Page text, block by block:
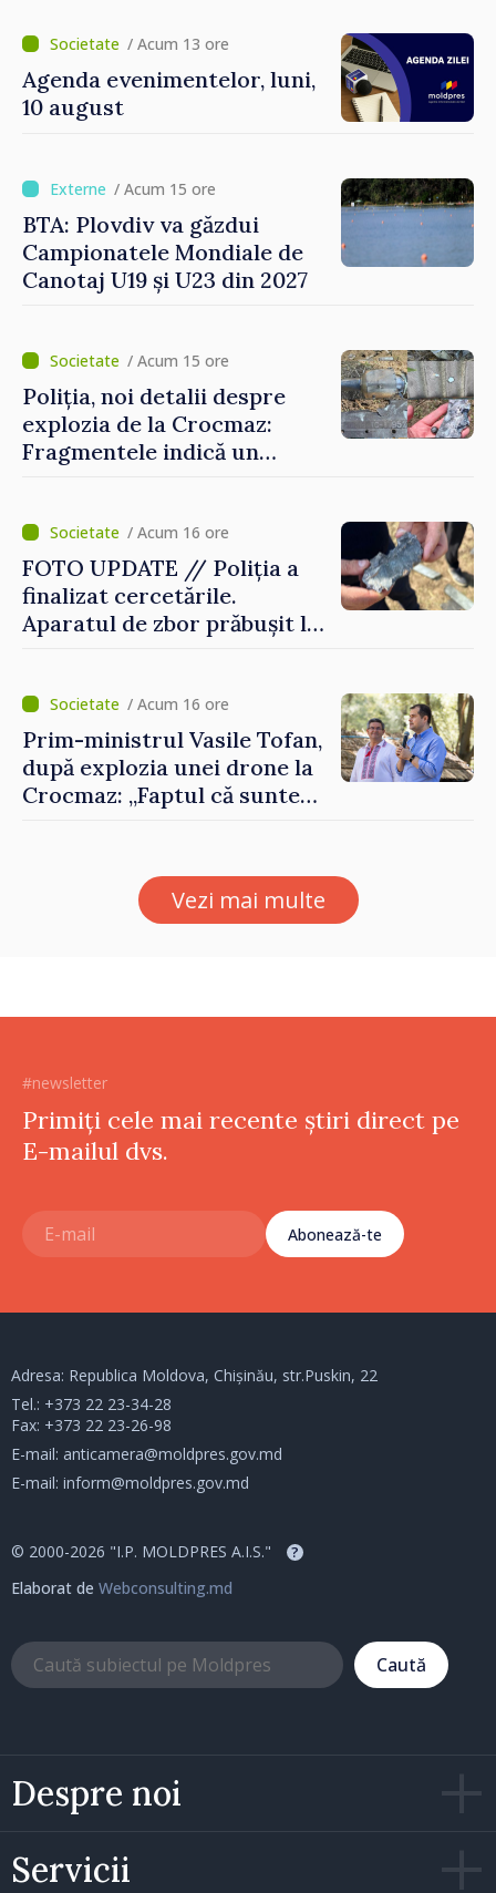
/ Acum 13 ore
Agenda evenimentelor, luni,
10 august
/ Acum 15 ore
BTA: Plovdiv va găzdui
Campionatele Mondiale de
Canotaj U19 și U23 din 2027
/ Acum 15 ore
Poliția, noi detalii despre
explozia de la Crocmaz:
Fragmentele indică un
/ Acum 16 ore
FOTO UPDATE // Poliția a
finalizat cercetările.
Aparatul de zbor prăbușit la
/ Acum 16 ore
Prim-ministrul Vasile Tofan,
după explozia unei drone la
Crocmaz: „Faptul că suntem
Vezi mai multe
#newsletter
Primiți cele mai recente știri direct pe
E-mailul dvs.
Abonează-te
Despre noi
Servicii
Adresa: Republica Moldova, Chișinău, str.Puskin, 22
Tel.: +373 22 23-34-28
Fax: +373 22 23-26-98
E-mail: anticamera@moldpres.gov.md
E-mail: inform@moldpres.gov.md
© 2000-2026 "I.P. MOLDPRES A.I.S." ?
Elaborat de Webconsulting.md
Caută